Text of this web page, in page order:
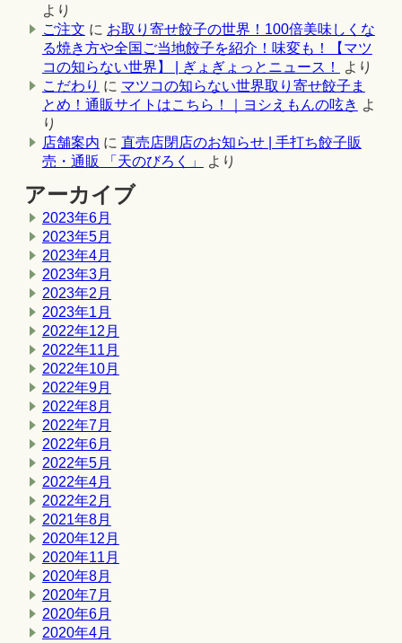
より
ご注文 に お取り寄せ餃子の世界！100倍美味しくな
る焼き方や全国ご当地餃子を紹介！味変も！【マツ
コの知らない世界】 | ぎょぎょっとニュース！
より
こだわり に マツコの知らない世界取り寄せ餃子ま
とめ！通販サイトはこちら！｜ヨシえもんの呟き よ
り
店舗案内 に 直売店閉店のお知らせ | 手打ち餃子販
売・通販 「天のびろく」
より
アーカイブ
2023年6月
2023年5月
2023年4月
2023年3月
2023年2月
2023年1月
2022年12月
2022年11月
2022年10月
2022年9月
2022年8月
2022年7月
2022年6月
2022年5月
2022年4月
2022年2月
2021年8月
2020年12月
2020年11月
2020年8月
2020年7月
2020年6月
2020年4月